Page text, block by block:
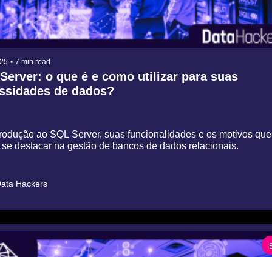
• 7 min read
o que é e como utilizar para suas
de dados?
ao SQL Server, suas funcionalidades e os motivos
destacar na gestão de bancos de dados relacionais.
Hackers